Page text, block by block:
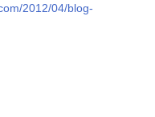
2012/04/blog-